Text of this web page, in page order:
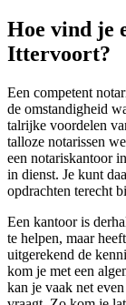
Hoe vind je
Ittervoort?
Een competent
de omstandigheid
talrijke voordelen
talloze notarissen
een notariskantoor
in dienst. Je kunt
opdrachten terecht
Een kantoor is
te helpen, maar
uitgerekend de
kom je met een
kan je vaak net